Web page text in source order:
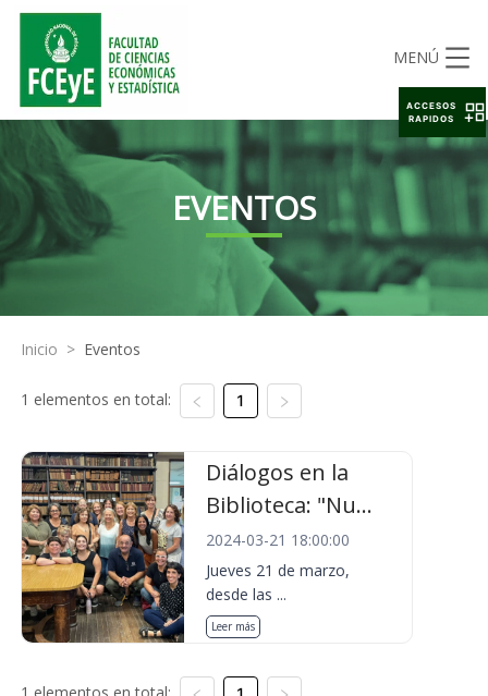
MENÚ
EVENTOS
Inicio > Eventos
1 elementos en total: 1
Diálogos en la
Biblioteca: "Nu...
2024-03-21 18:00:00
Jueves 21 de marzo,
desde las ...
Leer más
ACCESOS
RAPIDOS